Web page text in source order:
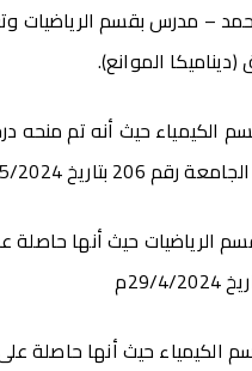
– مدرس بقسم الرياضيات
الموانع).
الكيمياء حيث أنه تم منحه
28/5/2024م
الرياضيات حيث أنها حاصلة
حيث أنها حاصلة